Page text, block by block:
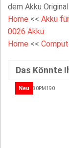
dem Akku Original.
Home << Akku
0026 Akku
Home <<
Das Könnte
Neu